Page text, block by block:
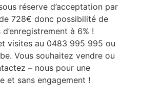
réserve d’acceptation par
728€ donc possibilité de
à 6% !
visites au 0483 995 995 ou
Vous souhaitez vendre ou
– nous pour une
et sans engagement !